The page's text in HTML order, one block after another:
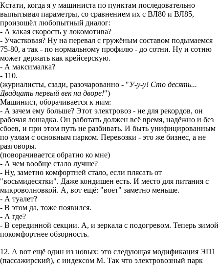
Кстати, когда я у машиниста по пунктам последовательно
выпытывал параметры, со сравнением их с ВЛ80 и ВЛ85,
произошёл любопытный диалог:
- А какая скорость у локомотива?
- Участковая? Ну на перевал с гружёным составом подымаемся
75-80, а так - по нормальному профилю - до сотни. Ну и сотню
может держать как крейсерскую.
- А максималка?
- 110.
(журналисты, сзади, разочарованно - "У-у-у! Сто десять...
Двадцать первый век на дворе!")
Машинист, оборачивается к ним:
- А зачем ему больше? Этот электровоз - не для рекордов, он
рабочая лошадка. Он работать должен всё время, надёжно и без
сбоев, и при этом путь не разбивать. И быть унифицированным
по узлам с основным парком. Перевозки - это же бизнес, а не
разговоры.
(поворачивается обратно ко мне)
- А чем вообще стало лучше?
- Ну, заметно комфортней стало, если плясать от
"восьмидесятки". Даже кондишен есть. И место для питания с
микроволновкой. А, вот ещё: "воет" заметно меньше.
- А туалет?
- В этом да, тоже появился.
- А где?
- В серединной секции. А, и зеркала с подогревом. Теперь зимой
покомфортнее обзорность.
12. А вот ещё один из новых: это следующая модификация ЭП1
(пассажирский), с индексом М. Так что электровозный парк